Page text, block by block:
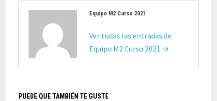
Equipo M2 Curso 2021
Ver todas las entradas de
Equipo M2 Curso 2021 →
PUEDE QUE TAMBIÉN TE GUSTE